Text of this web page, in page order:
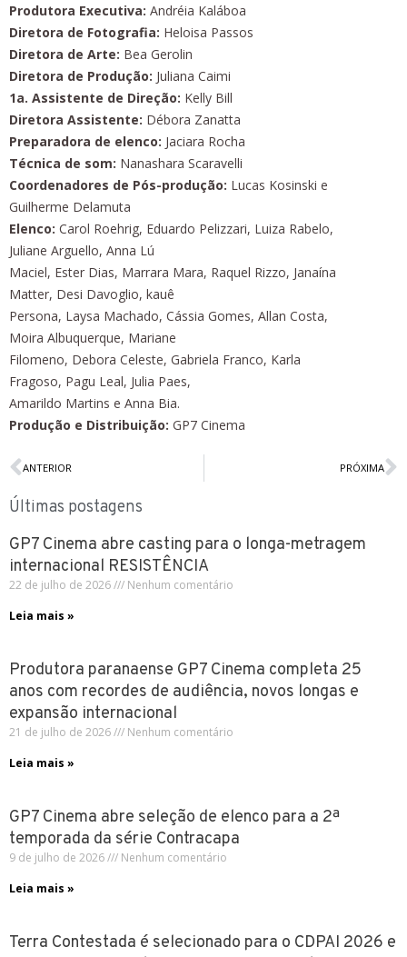
Produtora Executiva: Andréia Kaláboa
Diretora de Fotografia: Heloisa Passos
Diretora de Arte: Bea Gerolin
Diretora de Produção: Juliana Caimi
1a. Assistente de Direção: Kelly Bill
Diretora Assistente: Débora Zanatta
Preparadora de elenco: Jaciara Rocha
Técnica de som: Nanashara Scaravelli
Coordenadores de Pós-produção: Lucas Kosinski e
Guilherme Delamuta
Elenco: Carol Roehrig, Eduardo Pelizzari, Luiza Rabelo,
Juliane Arguello, Anna Lú
Maciel, Ester Dias, Marrara Mara, Raquel Rizzo, Janaína
Matter, Desi Davoglio, kauê
Persona, Laysa Machado, Cássia Gomes, Allan Costa,
Moira Albuquerque, Mariane
Filomeno, Debora Celeste, Gabriela Franco, Karla
Fragoso, Pagu Leal, Julia Paes,
Amarildo Martins e Anna Bia.
Produção e Distribuição: GP7 Cinema
ANTERIOR PRÓXIMA
Últimas postagens
GP7 Cinema abre casting para o longa-metragem
internacional RESISTÊNCIA
22 de julho de 2026
Nenhum comentário
Leia mais »
Produtora paranaense GP7 Cinema completa 25
anos com recordes de audiência, novos longas e
expansão internacional
21 de julho de 2026
Nenhum comentário
Leia mais »
GP7 Cinema abre seleção de elenco para a 2ª
temporada da série Contracapa
9 de julho de 2026
Nenhum comentário
Leia mais »
Terra Contestada é selecionado para o CDPAI 2026 e